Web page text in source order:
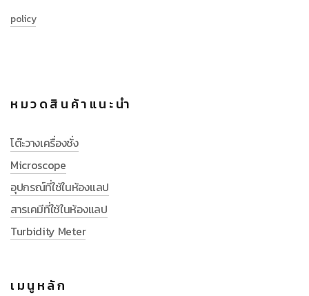
policy
หมวดสินค้าแนะนำ
โต๊ะวางเครื่องชั่ง
Microscope
อุปกรณ์ที่ใช้ในห้องแลป
สารเคมีที่ใช้ในห้องแลป
Turbidity Meter
เมนูหลัก